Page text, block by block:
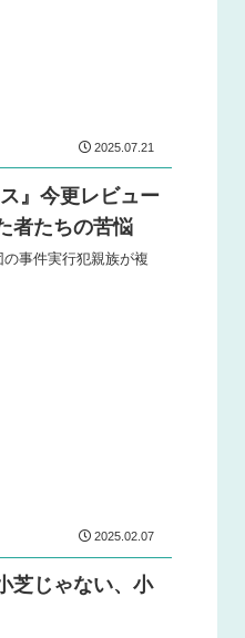
2025.07.21
』今更レビュー
者たちの苦悩
事件実行犯親族が複
2025.02.07
芝じゃない、小